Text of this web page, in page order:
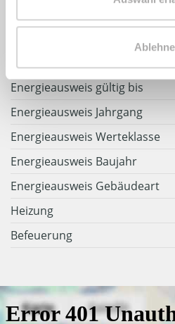
Weitere Informationen
Energieausweis gültig bis
Energieausweis Jahrgang
Energieausweis Werteklasse
Energieausweis Baujahr
Energieausweis Gebäudeart
Heizung
Befeuerung